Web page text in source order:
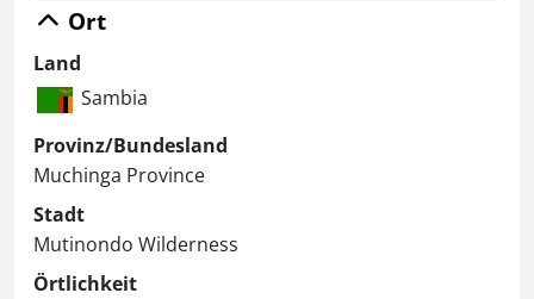
Ort
Land
Sambia
Provinz/Bundesland
Muchinga Province
Stadt
Mutinondo Wilderness
Örtlichkeit